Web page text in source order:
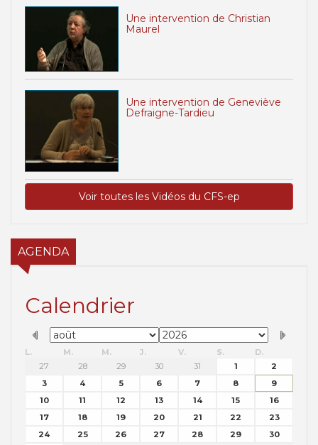
Une intervention de Christian
Maurel
Une intervention de Geneviève
Defraigne-Tardieu
Voir toutes les Vidéos du CFS-ep
AGENDA
Calendrier
L. M. M. J. V. S.
D.
27
28 29 30 31 1
2
3
4 5 6 7 8
9
10
11 12 13 14 15
16
17
18 19 20 21 22
23
24
25 26 27 28 29
30